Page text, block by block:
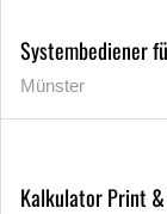
Systembediener
Münster
Kalkulator Print